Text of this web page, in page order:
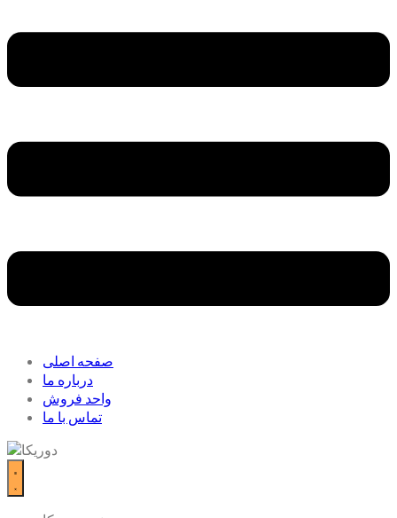
صفحه اصلی
درباره ما
واحد فروش
تماس با ما